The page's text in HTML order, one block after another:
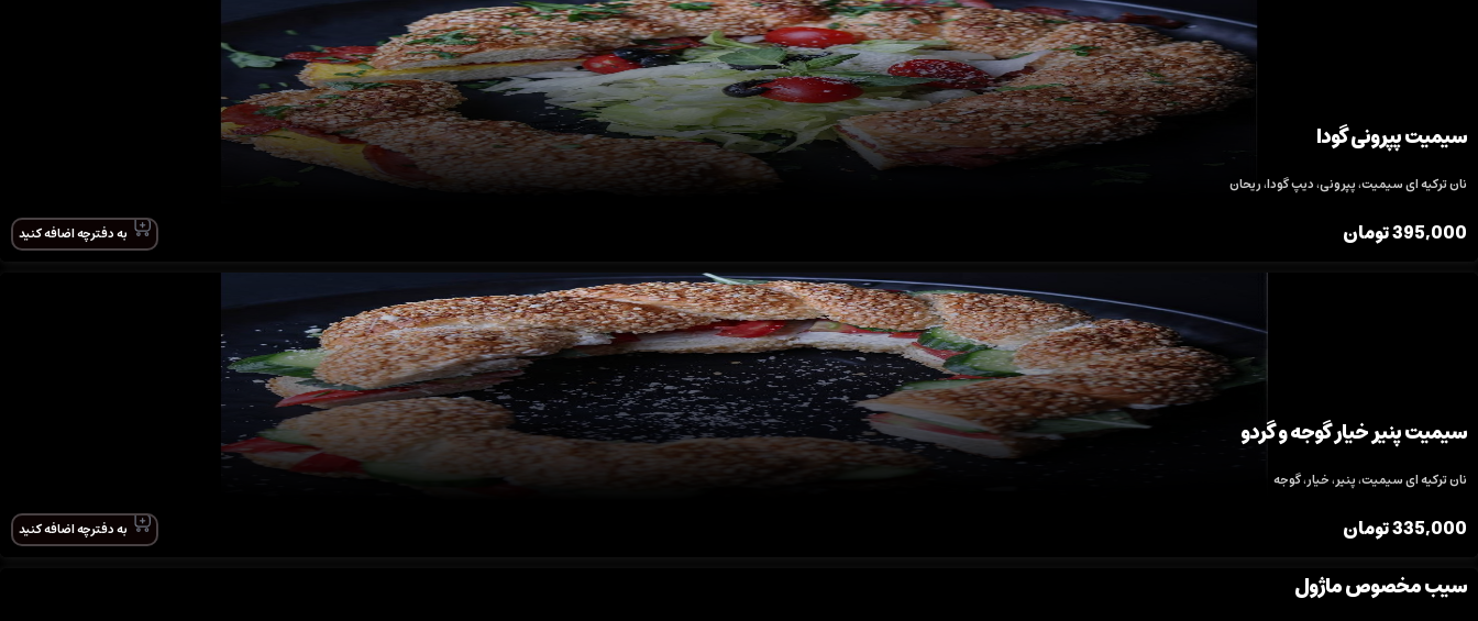
سیمیت پپرونی گودا
نان ترکیه ای سیمیت، پپرونی، دیپ گودا، ریحان
395,000تومان به دفترچه اضافه کنید
سیمیت پنیر خیار گوجه و گردو
نان ترکیه ای سیمیت، پنیر، خیار، گوجه
335,000تومان به دفترچه اضافه کنید
سیب مخصوص ماژول